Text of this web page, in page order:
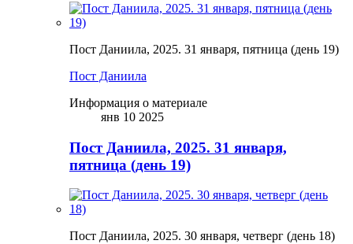
Пост Даниила, 2025. 31 января, пятница (день 19)
Пост Даниила
Информация о материале
янв 10 2025
Пост Даниила, 2025. 31 января,
пятница (день 19)
Пост Даниила, 2025. 30 января, четверг (день 18)